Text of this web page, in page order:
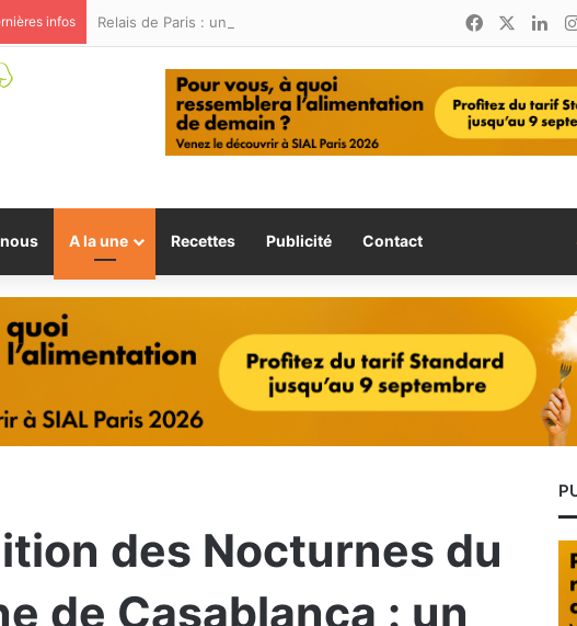
infos Facebook
A la une Recettes Publicité Contact
des Nocturnes du
de Casablanca : un